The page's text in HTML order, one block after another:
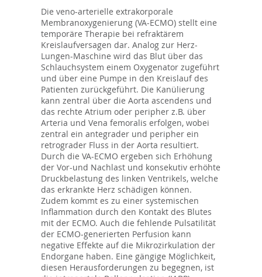
Die veno-arterielle extrakorporale
Membranoxygenierung (VA-ECMO) stellt eine
temporäre Therapie bei refraktärem
Kreislaufversagen dar. Analog zur Herz-
Lungen-Maschine wird das Blut über das
Schlauchsystem einem Oxygenator zugeführt
und über eine Pumpe in den Kreislauf des
Patienten zurückgeführt. Die Kanülierung
kann zentral über die Aorta ascendens und
das rechte Atrium oder peripher z.B. über
Arteria und Vena femoralis erfolgen, wobei
zentral ein antegrader und peripher ein
retrograder Fluss in der Aorta resultiert.
Durch die VA-ECMO ergeben sich Erhöhung
der Vor-und Nachlast und konsekutiv erhöhte
Druckbelastung des linken Ventrikels, welche
das erkrankte Herz schädigen können.
Zudem kommt es zu einer systemischen
Inflammation durch den Kontakt des Blutes
mit der ECMO. Auch die fehlende Pulsatilität
der ECMO-generierten Perfusion kann
negative Effekte auf die Mikrozirkulation der
Endorgane haben. Eine gängige Möglichkeit,
diesen Herausforderungen zu begegnen, ist